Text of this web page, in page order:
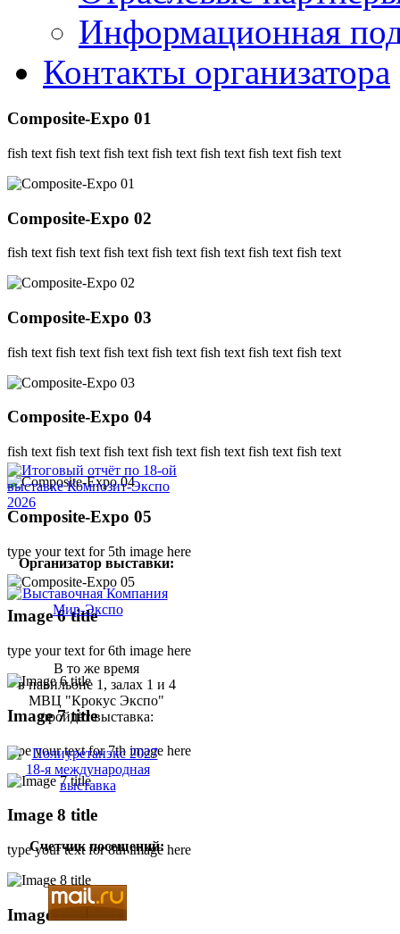
Информационная
Контакты организатора
Composite-Expo 01
fish text fish text fish text fish text fish text fish text fish text
Composite-Expo 02
fish text fish text fish text fish text fish text fish text fish text
Composite-Expo 03
fish text fish text fish text fish text fish text fish text fish text
Composite-Expo 04
fish text fish text fish text fish text fish text fish text fish text
Composite-Expo 05
type your text for 5th image here
Image 6 title
type your text for 6th image here
Image 7 title
type your text for 7th image here
Image 8 title
type your text for 8th image here
Image 9 title
Организатор выставки:
В то же время
в павильоне 1, залах 1 и 4
МВЦ "Крокус Экспо"
пройдёт выставка:
Счетчик посещений: